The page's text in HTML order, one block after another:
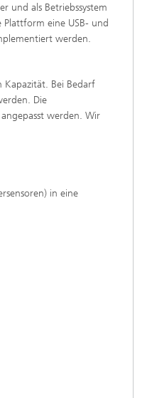
und als Betriebssystem
eine USB- und
werden.
Bei Bedarf
Die
werden. Wir
in eine